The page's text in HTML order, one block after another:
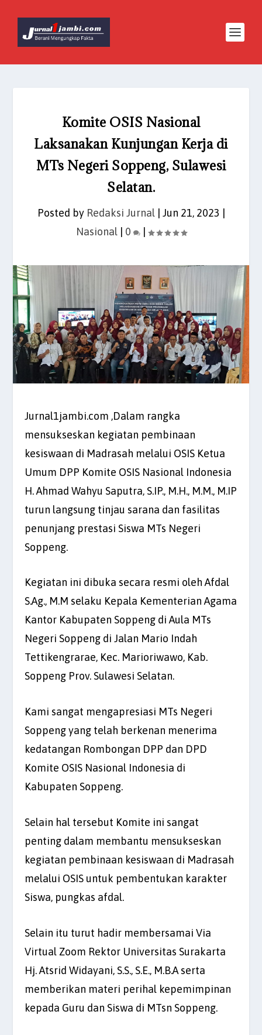
Komite OSIS Nasional
Laksanakan Kunjungan Kerja di
MTs Negeri Soppeng, Sulawesi
Selatan.
Posted by Redaksi Jurnal| Jun 21, 2023
Nasional| 0 |
Jurnal1jambi.com ,Dalam rangka
mensukseskan kegiatan pembinaan
kesiswaan di Madrasah melalui OSIS Ketua
Umum DPP Komite OSIS Nasional Indonesia
H. Ahmad Wahyu Saputra, S.IP., M.H., M.M., M.IP
turun langsung tinjau sarana dan fasilitas
penunjang prestasi Siswa MTs Negeri
Soppeng.
Kegiatan ini dibuka secara resmi oleh Afdal
S.Ag., M.M selaku Kepala Kementerian Agama
Kantor Kabupaten Soppeng di Aula MTs
Negeri Soppeng di Jalan Mario Indah
Tettikengrarae, Kec. Marioriwawo, Kab.
Soppeng Prov. Sulawesi Selatan.
Kami sangat mengapresiasi MTs Negeri
Soppeng yang telah berkenan menerima
kedatangan Rombongan DPP dan DPD
Komite OSIS Nasional Indonesia di
Kabupaten Soppeng.
Selain hal tersebut Komite ini sangat
penting dalam membantu mensukseskan
kegiatan pembinaan kesiswaan di Madrasah
melalui OSIS untuk pembentukan karakter
Siswa, pungkas afdal.
Selain itu turut hadir membersamai Via
Virtual Zoom Rektor Universitas Surakarta
Hj. Atsrid Widayani, S.S., S.E., M.B.A serta
memberikan materi perihal kepemimpinan
kepada Guru dan Siswa di MTsn Soppeng.